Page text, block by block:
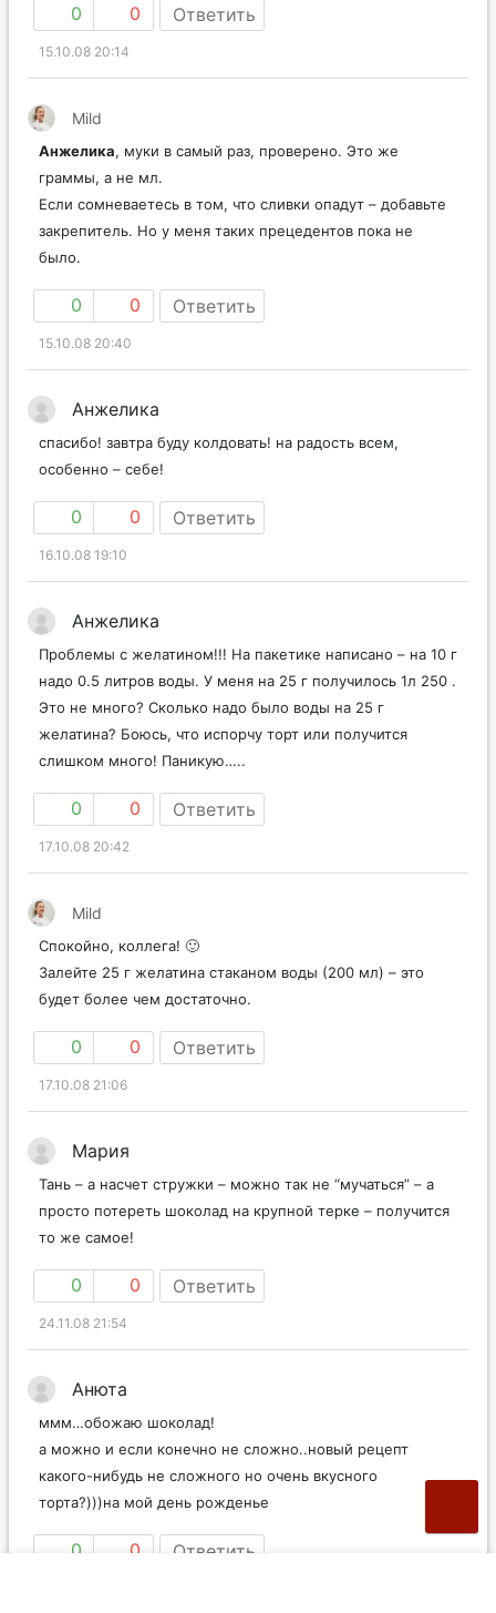
0 0 Ответить
15.10.08 20:14
Mild
Анжелика, муки в самый раз, проверено. Это же
граммы, а не мл.
Если сомневаетесь в том, что сливки опадут – добавьте
закрепитель. Но у меня таких прецедентов пока не
было.
0 0 Ответить
15.10.08 20:40
Анжелика
спасибо! завтра буду колдовать! на радость всем,
особенно – себе!
0 0 Ответить
16.10.08 19:10
Анжелика
Проблемы с желатином!!! На пакетике написано – на 10 г
надо 0.5 литров воды. У меня на 25 г получилось 1л 250 .
Это не много? Сколько надо было воды на 25 г
желатина? Боюсь, что испорчу торт или получится
слишком много! Паникую…..
0 0 Ответить
17.10.08 20:42
Mild
Спокойно, коллега! 🙂
Залейте 25 г желатина стаканом воды (200 мл) – это
будет более чем достаточно.
0 0 Ответить
17.10.08 21:06
Мария
Тань – а насчет стружки – можно так не “мучаться” – а
просто потереть шоколад на крупной терке – получится
то же самое!
0 0 Ответить
24.11.08 21:54
Анюта
ммм…обожаю шоколад!
а можно и если конечно не сложно..новый рецепт
какого-нибудь не сложного но очень вкусного
торта?)))на мой день рожденье
0 0 Ответить